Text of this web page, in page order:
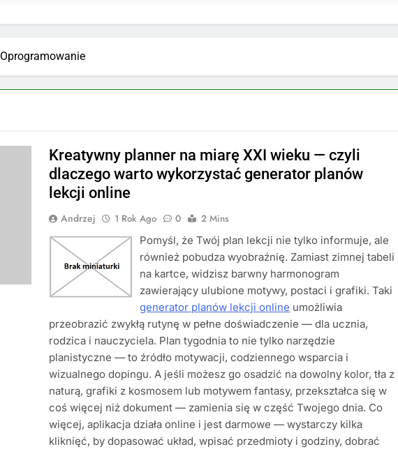
Oprogramowanie
Kreatywny planner na miarę XXI wieku — czyli
dlaczego warto wykorzystać generator planów
lekcji online
Andrzej 1 Rok Ago 0
2 Mins
Pomyśl, że Twój plan lekcji nie tylko informuje, ale
również pobudza wyobraźnię. Zamiast zimnej tabeli
na kartce, widzisz barwny harmonogram
zawierający ulubione motywy, postaci i grafiki. Taki
generator planów lekcji online umożliwia
przeobrazić zwykłą rutynę w pełne doświadczenie — dla ucznia,
rodzica i nauczyciela. Plan tygodnia to nie tylko narzędzie
planistyczne — to źródło motywacji, codziennego wsparcia i
wizualnego dopingu. A jeśli możesz go osadzić na dowolny kolor, tła z
naturą, grafiki z kosmosem lub motywem fantasy, przekształca się w
coś więcej niż dokument — zamienia się w część Twojego dnia. Co
więcej, aplikacja działa online i jest darmowe — wystarczy kilka
kliknięć, by dopasować układ, wpisać przedmioty i godziny, dobrać